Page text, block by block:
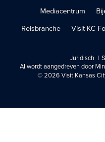
Mediacentrum
Reisbranche
Visit KC
Juridisch
AI wordt aangedreven door
© 2026 Visit Kansas